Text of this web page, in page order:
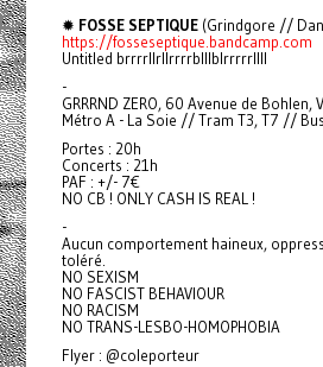
✹ FOSSE SEPTIQUE(Grindgore //
https://fosseseptique.bandcamp.com
Untitled brrrrllrllrrrrblllblrrrrrllll
-
GRRRND ZERO, 60 Avenue de Bohlen,
Métro A - La Soie // Tram T3, T7 //
Portes : 20h
Concerts : 21h
PAF : +/- 7€
NO CB ! ONLY CASH IS REAL !
-
Aucun comportement haineux,
toléré.
NO SEXISM
NO FASCIST BEHAVIOUR
NO RACISM
NO TRANS-LESBO-HOMOPHOBIA
Flyer : @coleporteur